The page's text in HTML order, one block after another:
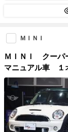
ＭＩＮＩ
ＭＩＮＩ クー
マニュアル車 １
（整備点検記録
ブラック１７イ
ハーフレザー